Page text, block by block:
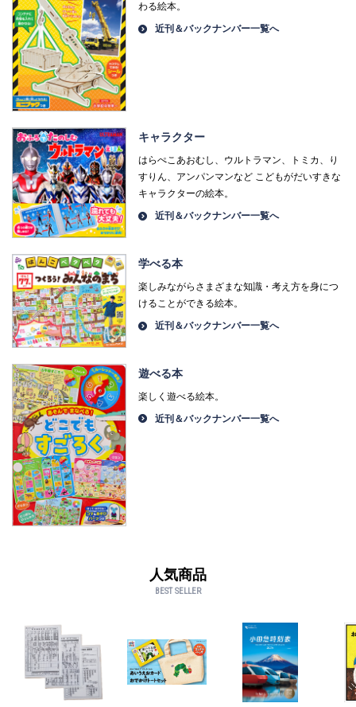
わる絵本。
近刊＆バックナンバー一覧へ
キャラクター
はらぺこあおむし、ウルトラマン、トミカ、り
すりん、アンパンマンなど こどもがだいすきな
キャラクターの絵本。
近刊＆バックナンバー一覧へ
学べる本
楽しみながらさまざまな知識・考え方を身につ
けることができる絵本。
近刊＆バックナンバー一覧へ
遊べる本
楽しく遊べる絵本。
近刊＆バックナンバー一覧へ
人気商品
BEST SELLER